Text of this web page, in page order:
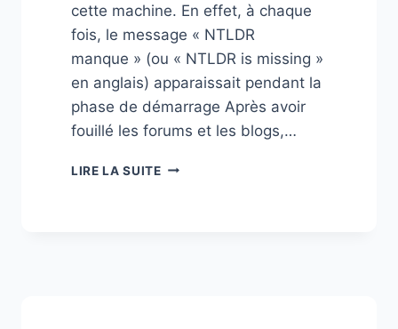
cette machine. En effet, à chaque
fois, le message « NTLDR
manque » (ou « NTLDR is missing »
en anglais) apparaissait pendant la
phase de démarrage Après avoir
fouillé les forums et les blogs,…
LIRE LA SUITETEST